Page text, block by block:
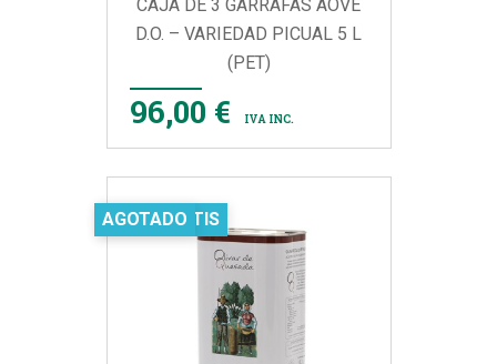
CAJA DE 3 GARRAFAS AOVE
D.O. – VARIEDAD PICUAL 5 L
(PET)
96,00 € IVA INC.
ENVÍO GRATIS
AGOTADO